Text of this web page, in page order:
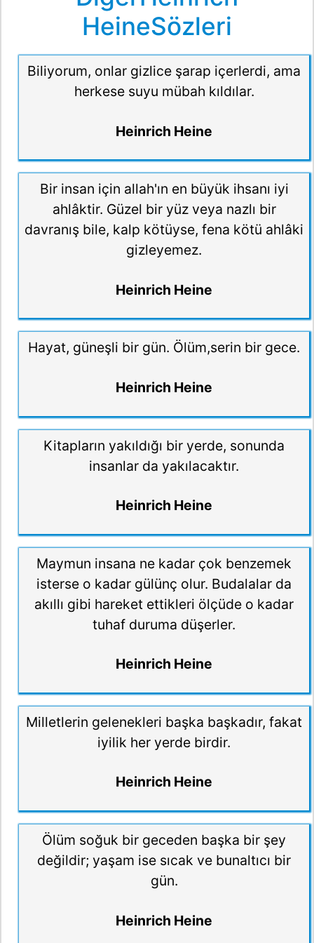
HeineSözleri
Biliyorum, onlar gizlice şarap içerlerdi, ama
herkese suyu mübah kıldılar.
Heinrich Heine
Bir insan için allah'ın en büyük ihsanı iyi
ahlâktir. Güzel bir yüz veya nazlı bir
davranış bile, kalp kötüyse, fena kötü ahlâki
gizleyemez.
Heinrich Heine
Hayat, güneşli bir gün. Ölüm,serin bir gece.
Heinrich Heine
Kitapların yakıldığı bir yerde, sonunda
insanlar da yakılacaktır.
Heinrich Heine
Maymun insana ne kadar çok benzemek
isterse o kadar gülünç olur. Budalalar da
akıllı gibi hareket ettikleri ölçüde o kadar
tuhaf duruma düşerler.
Heinrich Heine
Milletlerin gelenekleri başka başkadır, fakat
iyilik her yerde birdir.
Heinrich Heine
Ölüm soğuk bir geceden başka bir şey
değildir; yaşam ise sıcak ve bunaltıcı bir
gün.
Heinrich Heine